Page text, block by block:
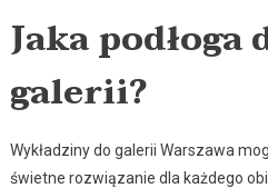
Jaka
galerii?
Wykładziny do galerii Warszawa
świetne rozwiązanie dla każdego